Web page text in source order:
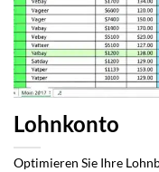
Lohnkonto
Optimieren Sie Ihre